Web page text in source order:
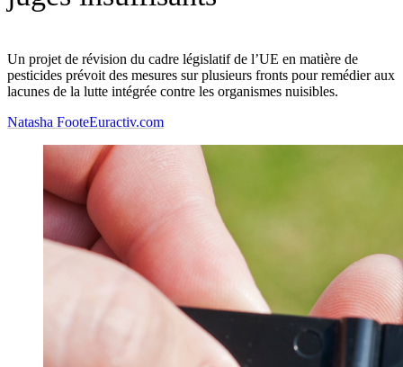
Un projet de révision du cadre législatif de l’UE en matière de
pesticides prévoit des mesures sur plusieurs fronts pour remédier aux
lacunes de la lutte intégrée contre les organismes nuisibles.
Natasha FooteEuractiv.com